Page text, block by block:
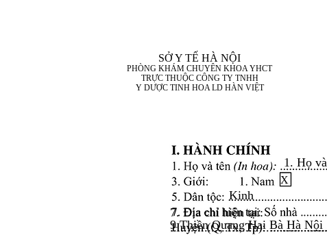
SỞ Y TẾ HÀ NỘI
PHÒNG KHÁM CHUYÊN KHOA YHCT
TRỰC THUỘC CÔNG TY TNHH
Y DƯỢC TINH HOA LD HÀN VIỆT
1. Họ
X
Kinh
7. Địa chỉ hiện tại:
9 Thiền Quang Hai Bà Hà Nội